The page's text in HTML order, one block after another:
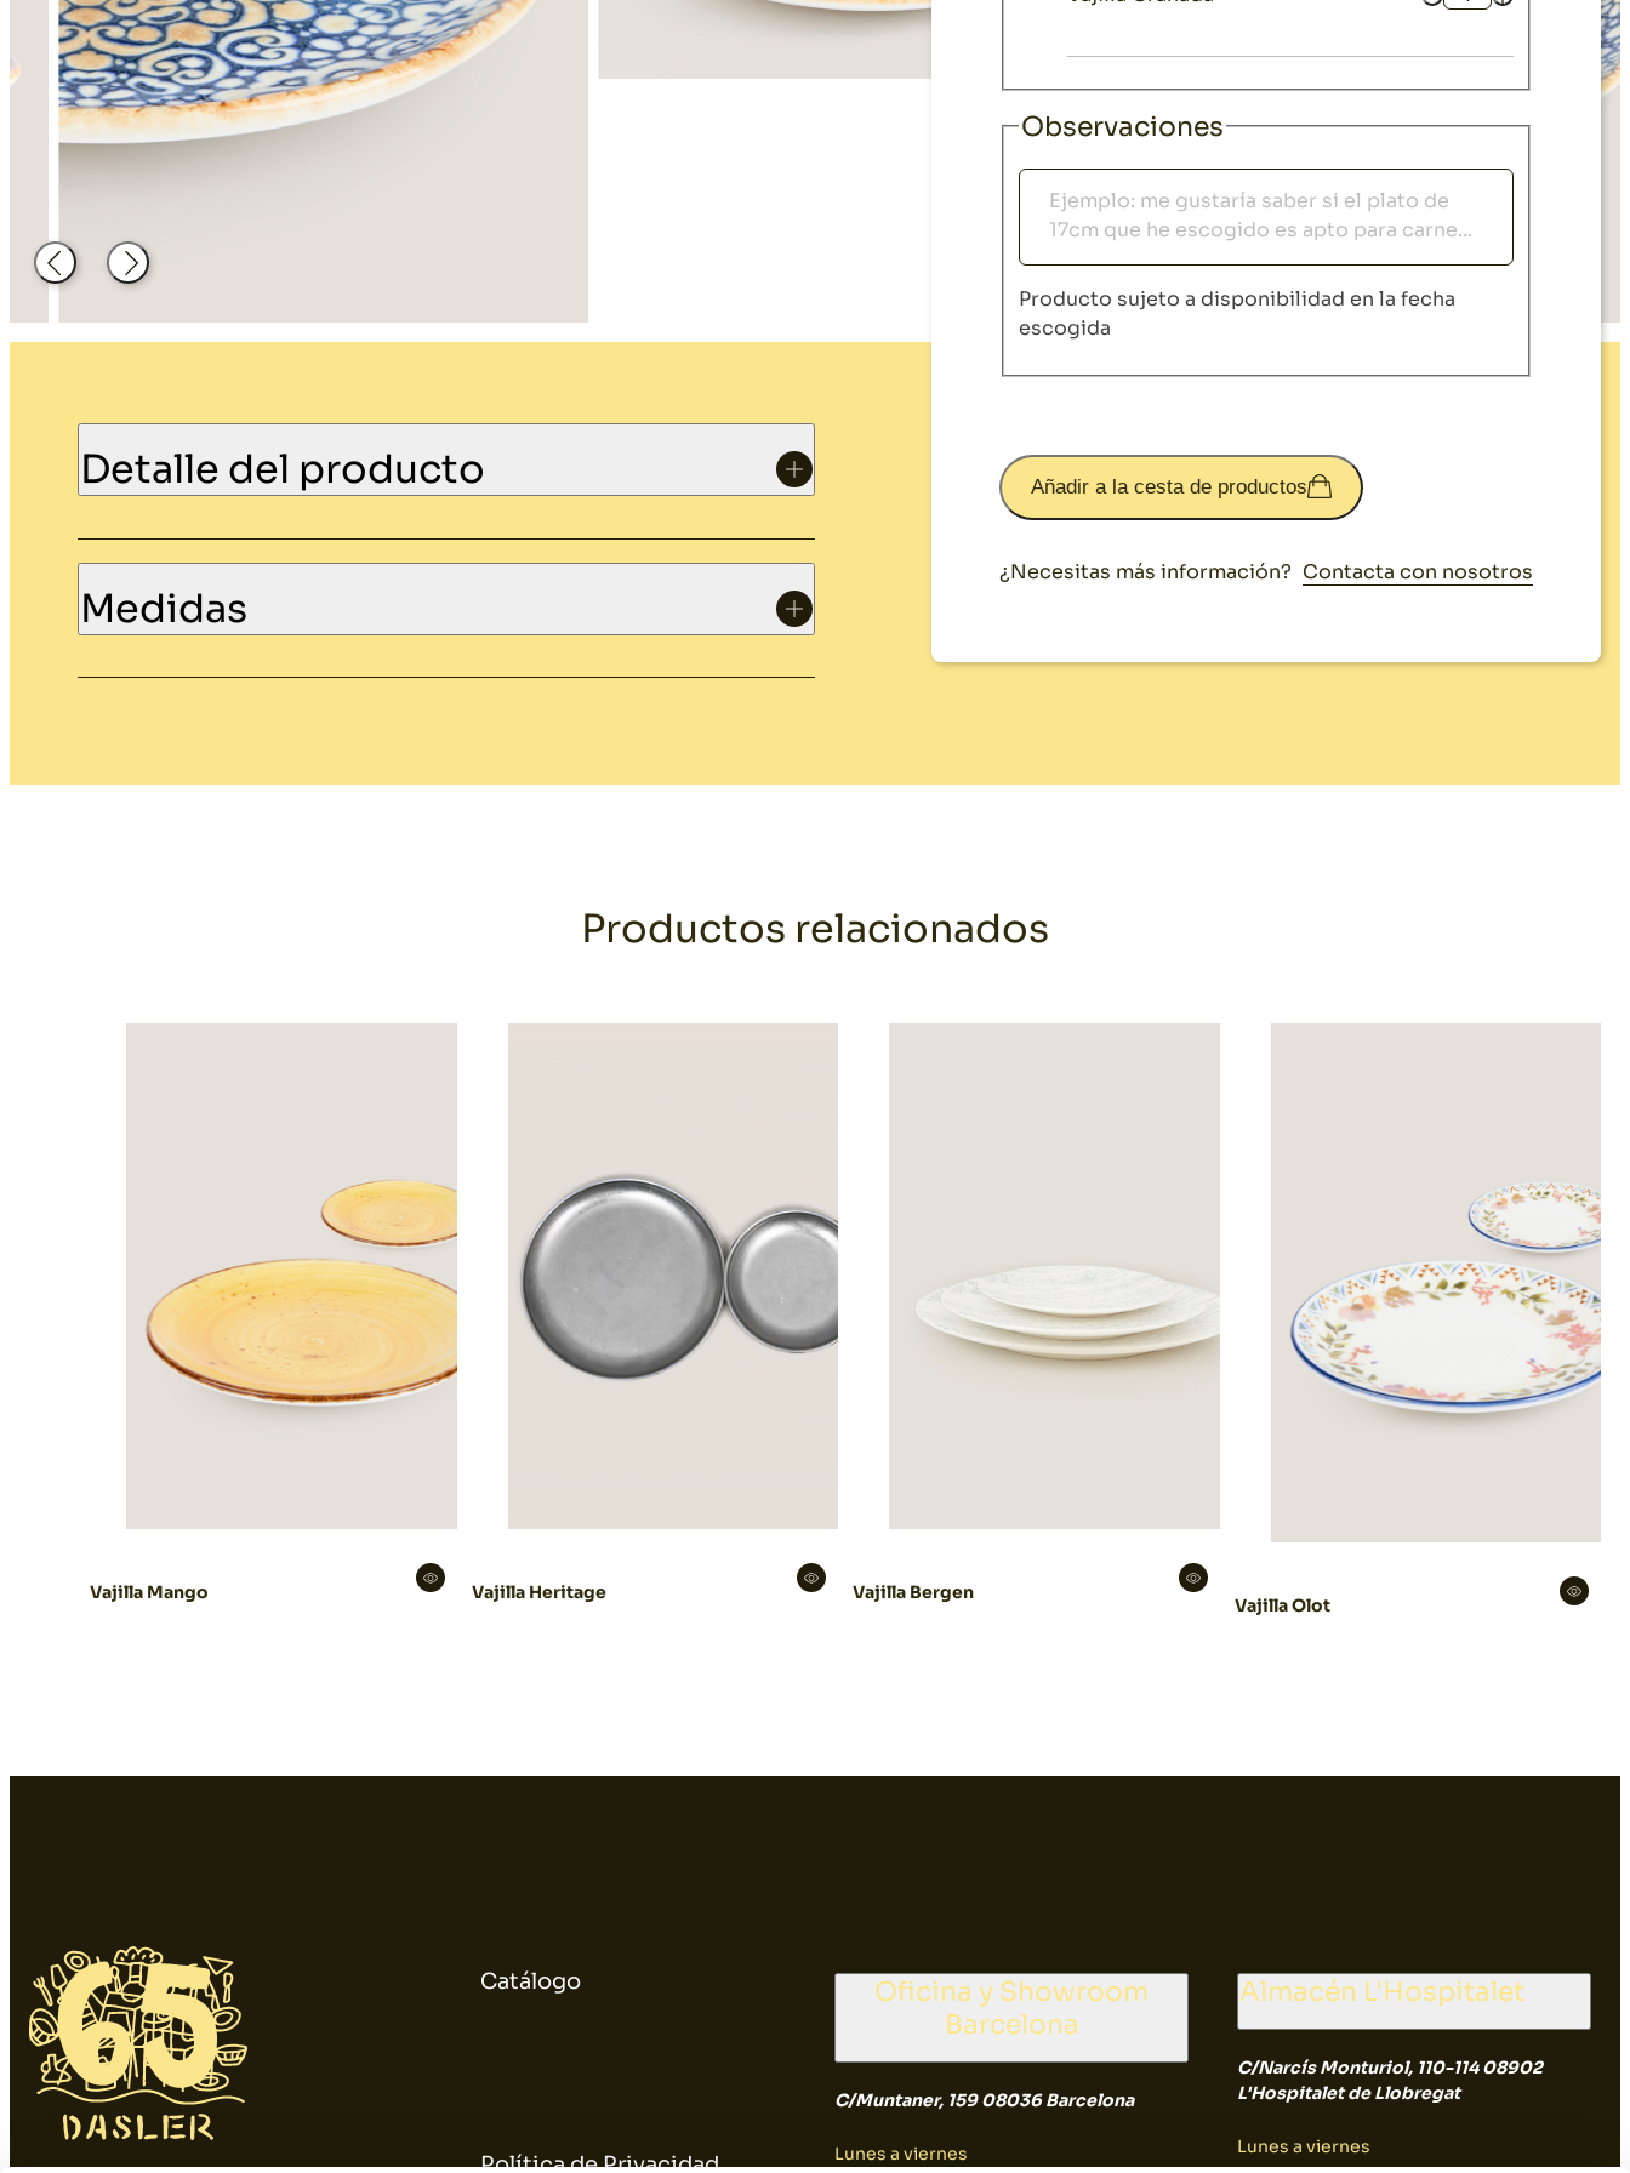
Decoración
Material de
Cantidad
Observaciones
Observaciones
Producto sujeto a disponibilidad en la fecha
escogida
Añadir a la cesta de productos
¿Necesitas más información? Contacta con nosotros
Atrás Siguiente
Detalle del producto
Medidas
Productos relacionados
Vajilla Mango Vajilla Heritage Vajilla Bergen
Vajilla Olot
Catálogo
Política de Privacidad
Oficina y Showroom
Barcelona
C/Muntaner, 159 08036 Barcelona
Lunes a viernes
Almacén L'Hospitalet
C/Narcís Monturiol, 110-114 08902
L'Hospitalet de Llobregat
Lunes a viernes